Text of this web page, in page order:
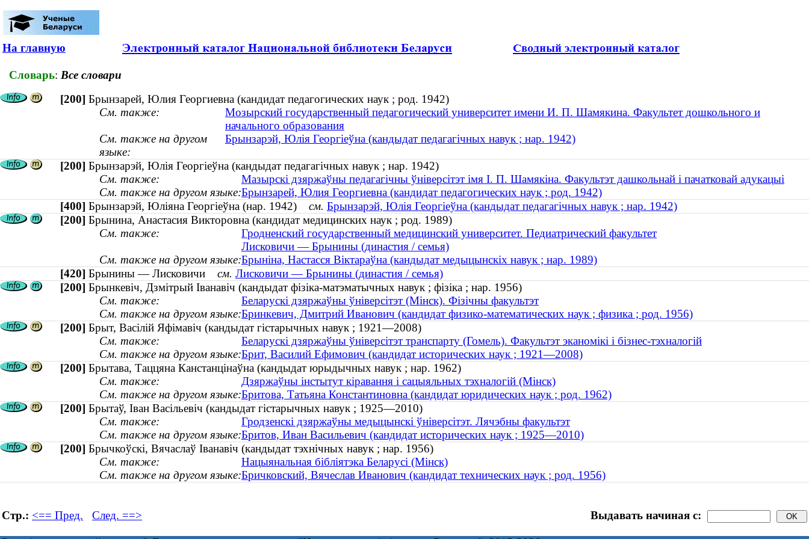
На главную
Словарь: Все словари
[200] Брынзарей, Юлия Георгиевна (кандидат педагогических наук ; род. 1942)
См. также:
Мозырский государственный педагогический университет имени И. П. Шамякина. Факультет дошкольного и
начального образования
См. также на другом
языке:
Брынзарэй, Юлія Георгіеўна (кандыдат педагагічных навук ; нар. 1942)
[200] Брынзарэй, Юлія Георгіеўна (кандыдат педагагічных навук ; нар. 1942)
См. также:
Мазырскі дзяржаўны педагагічны ўніверсітэт імя І. П. Шамякіна. Факультэт дашкольнай і пачатковай адукацыі
См. также на другом языке:Брынзарей, Юлия Георгиевна (кандидат педагогических наук ; род. 1942)
[400] Брынзарэй, Юліяна Георгіеўна (нар. 1942) см. Брынзарэй, Юлія Георгіеўна (кандыдат педагагічных навук ; нар. 1942)
[200] Брынина, Анастасия Викторовна (кандидат медицинских наук ; род. 1989)
См. также:
Гродненский государственный медицинский университет. Педиатрический факультет
Лисковичи — Брынины (династия / семья)
См. также на другом языке:Брыніна, Настасся Віктараўна (кандыдат медыцынскіх навук ; нар. 1989)
[420] Брынины — Лисковичи см. Лисковичи — Брынины (династия / семья)
[200] Брынкевiч, Дзмiтрый Iванавiч (кандыдат фізіка-матэматычных навук ; фізіка ; нар. 1956)
См. также:
Беларускі дзяржаўны ўніверсітэт (Мінск). Фізічны факультэт
См. также на другом языке:Бринкевич, Дмитрий Иванович (кандидат физико-математических наук ; физика ; род. 1956)
[200] Брыт, Васілій Яфімавіч (кандыдат гістарычных навук ; 1921—2008)
См. также:
Беларускі дзяржаўны ўніверсітэт транспарту (Гомель). Факультэт эканомікі і бізнес-тэхналогій
См. также на другом языке:Брит, Василий Ефимович (кандидат исторических наук ; 1921—2008)
[200] Брытава, Таццяна Канстанцінаўна (кандыдат юрыдычных навук ; нар. 1962)
См. также:
Дзяржаўны інстытут кіравання і сацыяльных тэхналогій (Мінск)
См. также на другом языке:Бритова, Татьяна Константиновна (кандидат юридических наук ; род. 1962)
[200] Брытаў, Іван Васільевіч (кандыдат гістарычных навук ; 1925—2010)
См. также:
Гродзенскі дзяржаўны медыцынскі ўніверсітэт. Лячэбны факультэт
См. также на другом языке:Бритов, Иван Васильевич (кандидат исторических наук ; 1925—2010)
[200] Брычкоўскі, Вячаслаў Іванавіч (кандыдат тэхнічных навук ; нар. 1956)
См. также:
Нацыянальная бібліятэка Беларусі (Мінск)
См. также на другом языке:Бричковский, Вячеслав Иванович (кандидат технических наук ; род. 1956)
Стр.: <== Пред. След. ==> Выдавать начиная с: